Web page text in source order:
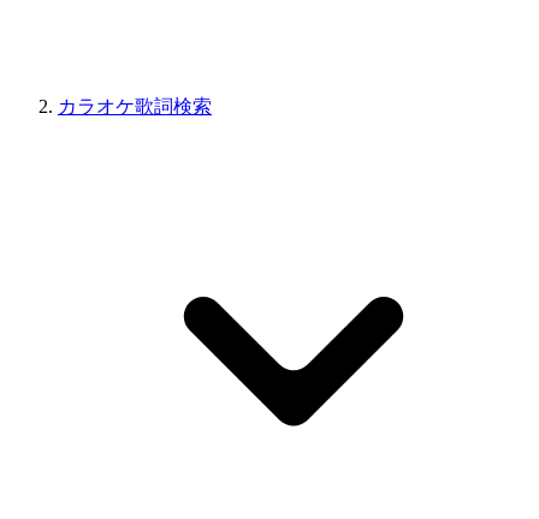
カラオケ歌詞検索